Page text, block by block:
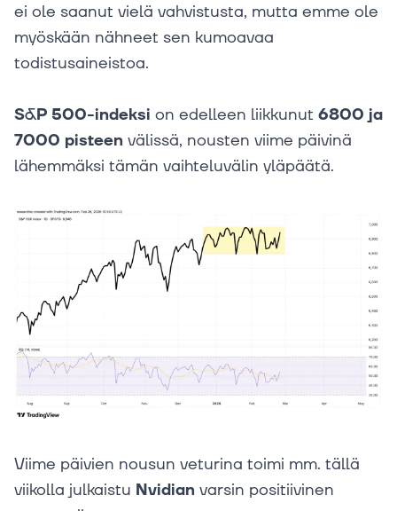
ei ole saanut vielä vahvistusta, mutta emme ole
myöskään nähneet sen kumoavaa
todistusaineistoa.
S&P 500-indeksi on edelleen liikkunut 6800 ja
7000 pisteen välissä, nousten viime päivinä
lähemmäksi tämän vaihteluvälin yläpäätä.
Viime päivien nousun veturina toimi mm. tällä
viikolla julkaistu Nvidian varsin positiivinen